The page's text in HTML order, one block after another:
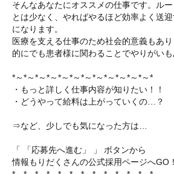
そんなあなたにオススメの仕事です。ル
とは少なく、やればやるほど効率よく送
になります。
医療を支える仕事のため社会的意義もあ
的にでも患者様に関わることでやりがいも
*～*～*～*～*～*～*～*～*～*～*～*～*
・もっと詳しく仕事内容が知りたい！！
・どうやって給料は上がっていくの…？
⇒など、少しでも気になった方は…
「 「応募先へ進む」 」 ボタンから
情報もりだくさんの公式採用ページへGO